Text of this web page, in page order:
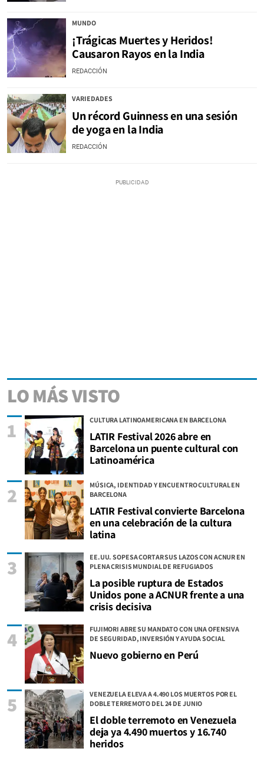
MUNDO
¡Trágicas Muertes y Heridos!
Causaron Rayos en la India
REDACCIÓN
VARIEDADES
Un récord Guinness en una sesión
de yoga en la India
REDACCIÓN
LO MÁS VISTO
CULTURA LATINOAMERICANA EN BARCELONA
LATIR Festival 2026 abre en
Barcelona un puente cultural con
Latinoamérica
1
MÚSICA, IDENTIDAD Y ENCUENTRO CULTURAL EN
BARCELONA
LATIR Festival convierte Barcelona
en una celebración de la cultura
latina
2
EE.UU. SOPESA CORTAR SUS LAZOS CON ACNUR EN
PLENA CRISIS MUNDIAL DE REFUGIADOS
La posible ruptura de Estados
Unidos pone a ACNUR frente a una
crisis decisiva
3
FUJIMORI ABRE SU MANDATO CON UNA OFENSIVA
DE SEGURIDAD, INVERSIÓN Y AYUDA SOCIAL
Nuevo gobierno en Perú
4
VENEZUELA ELEVA A 4.490 LOS MUERTOS POR EL
DOBLE TERREMOTO DEL 24 DE JUNIO
El doble terremoto en Venezuela
deja ya 4.490 muertos y 16.740
heridos
5